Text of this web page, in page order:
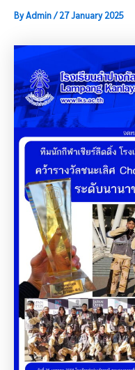
ByAdmin/27 January 2025